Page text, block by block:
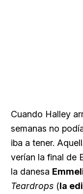
Cuando Halley
semanas no
iba a tener.
verían la final de
la danesa
Teardrops (la